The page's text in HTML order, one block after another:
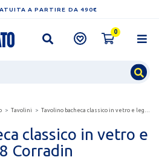
A PARTIRE DA 490€
0
Tavolini Tavolino bacheca classico in vetro e legno noce h88...
classico in vetro e
Corradin